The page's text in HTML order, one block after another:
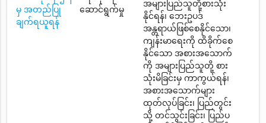
မှ အတည်ပြု
ချက်ရယူရန်
ဆောင်ရွက်မှု
အများပြည်သူတို့စားသုံး
နိုင်ရန်၊ ဘေးဥပဒ်
အန္တရာယ်ဖြစ်စေနိုင်သော၊
ကျန်းမာရေးကို ထိခိုက်စေ
နိုင်သော အစားအသောက်
ကို အများပြည်သူတို့ စား
သုံးမိခြင်းမှ ကာကွယ်ရန်၊
အစားအသောက်များ
ထုတ်လုပ်ခြင်း၊ ပြည်တွင်း
သို့ တင်သွင်းခြင်း၊ ပြည်ပ